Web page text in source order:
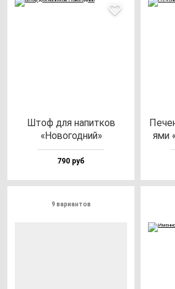
Штоф для на­пит­ков
«Ново­год­ний»
790 руб
ями
9 вариантов